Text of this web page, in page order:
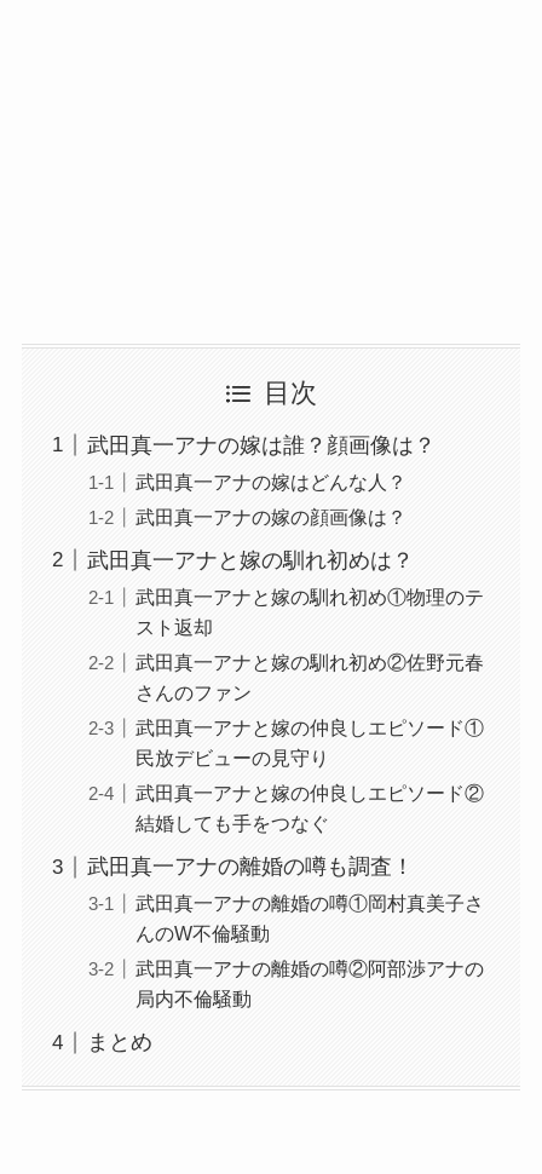
目次
武田真一アナの嫁は誰？顔画像は？
武田真一アナの嫁はどんな人？
武田真一アナの嫁の顔画像は？
武田真一アナと嫁の馴れ初めは？
武田真一アナと嫁の馴れ初め①物理のテ
スト返却
武田真一アナと嫁の馴れ初め②佐野元春
さんのファン
武田真一アナと嫁の仲良しエピソード①
民放デビューの見守り
武田真一アナと嫁の仲良しエピソード②
結婚しても手をつなぐ
武田真一アナの離婚の噂も調査！
武田真一アナの離婚の噂①岡村真美子さ
んのW不倫騒動
武田真一アナの離婚の噂②阿部渉アナの
局内不倫騒動
まとめ